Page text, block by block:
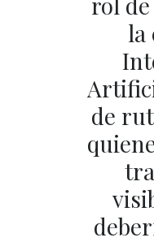
la
de